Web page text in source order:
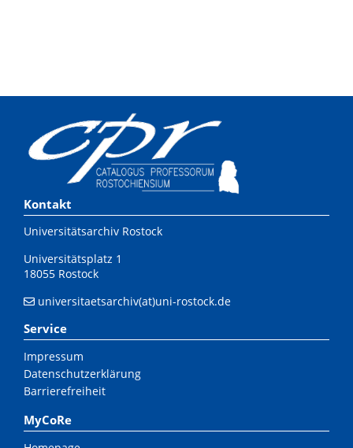
Kontakt
Universitätsarchiv Rostock
Universitätsplatz 1
18055 Rostock
universitaetsarchiv(at)uni-rostock.de
Service
Impressum
Datenschutzerklärung
Barrierefreiheit
MyCoRe